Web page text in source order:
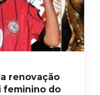
renovação
feminino do